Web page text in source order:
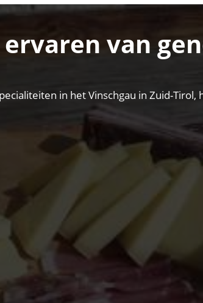
van
in het Vinschgau in Zuid-